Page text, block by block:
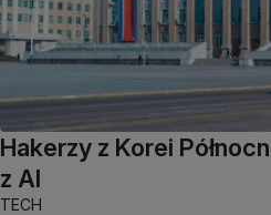
Hakerzy z Korei
z AI
TECH